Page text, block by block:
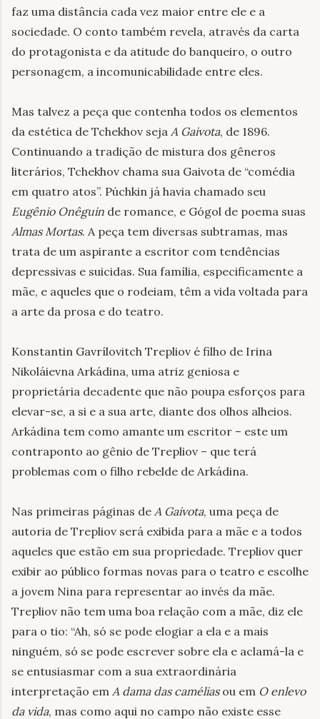
faz uma distância cada vez maior entre ele e a
sociedade. O conto também revela, através da carta
do protagonista e da atitude do banqueiro, o outro
personagem, a incomunicabilidade entre eles.
Mas talvez a peça que contenha todos os elementos
da estética de Tchekhov seja A Gaivota, de 1896.
Continuando a tradição de mistura dos gêneros
literários, Tchekhov chama sua Gaivota de “comédia
em quatro atos”. Púchkin já havia chamado seu
Eugênio Onêguin de romance, e Gógol de poema suas
Almas Mortas. A peça tem diversas subtramas, mas
trata de um aspirante a escritor com tendências
depressivas e suicidas. Sua família, especificamente a
mãe, e aqueles que o rodeiam, têm a vida voltada para
a arte da prosa e do teatro.
Konstantin Gavrílovitch Trepliov é filho de Irina
Nikoláievna Arkádina, uma atriz geniosa e
proprietária decadente que não poupa esforços para
elevar-se, a si e a sua arte, diante dos olhos alheios.
Arkádina tem como amante um escritor – este um
contraponto ao gênio de Trepliov – que terá
problemas com o filho rebelde de Arkádina.
Nas primeiras páginas de A Gaivota, uma peça de
autoria de Trepliov será exibida para a mãe e a todos
aqueles que estão em sua propriedade. Trepliov quer
exibir ao público formas novas para o teatro e escolhe
a jovem Nina para representar ao invés da mãe.
Trepliov não tem uma boa relação com a mãe, diz ele
para o tio: “Ah, só se pode elogiar a ela e a mais
ninguém, só se pode escrever sobre ela e aclamá-la e
se entusiasmar com a sua extraordinária
interpretação em A dama das caméliasou em O enlevo
da vida, mas como aqui no campo não existe esse